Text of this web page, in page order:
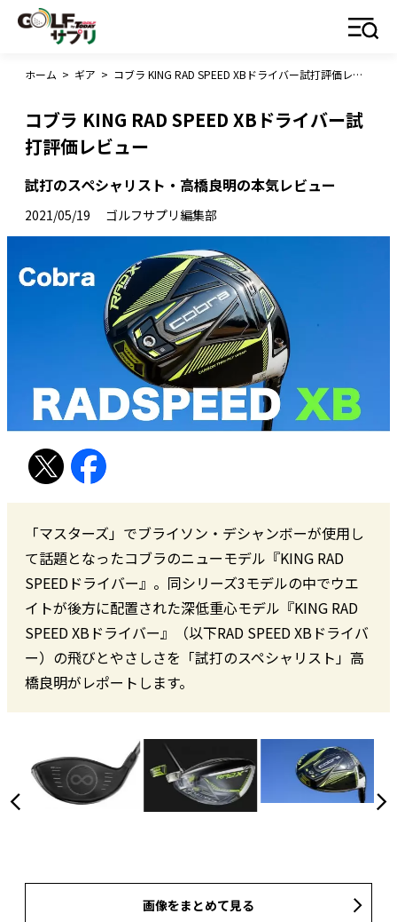
ホーム > ギア > コブラ KING RAD SPEED XBドライバー試打評価レビュー
コブラ KING RAD SPEED XBドライバー試
打評価レビュー
試打のスペシャリスト・高橋良明の本気レビュー
2021/05/19 ゴルフサプリ編集部
「マスターズ」でブライソン・デシャンボーが使用し
て話題となったコブラのニューモデル『KING RAD
SPEEDドライバー』。同シリーズ3モデルの中でウエ
イトが後方に配置された深低重心モデル『KING RAD
SPEED XBドライバー』（以下RAD SPEED XBドライバ
ー）の飛びとやさしさを「試打のスペシャリスト」高
橋良明がレポートします。
画像をまとめて見る